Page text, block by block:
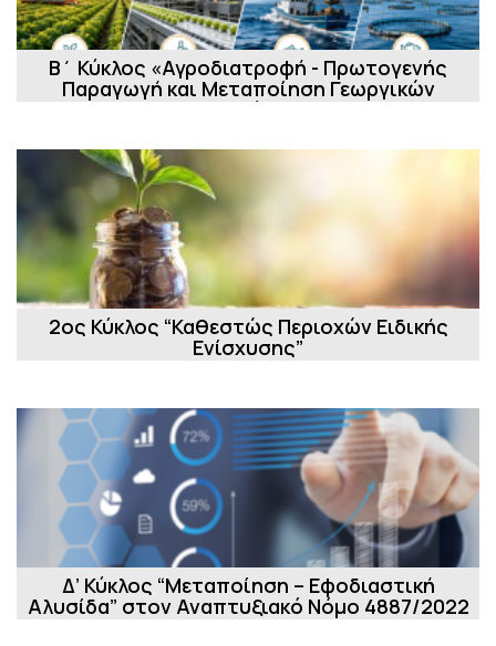
Β΄ Κύκλος «Αγροδιατροφή - Πρωτογενής
Παραγωγή και Μεταποίηση Γεωργικών
Προϊόν...
2ος Κύκλος “Καθεστώς Περιοχών Ειδικής
Ενίσχυσης”
Δ’ Κύκλος “Μεταποίηση – Εφοδιαστική
Αλυσίδα” στον Αναπτυξιακό Νόμο 4887/2022